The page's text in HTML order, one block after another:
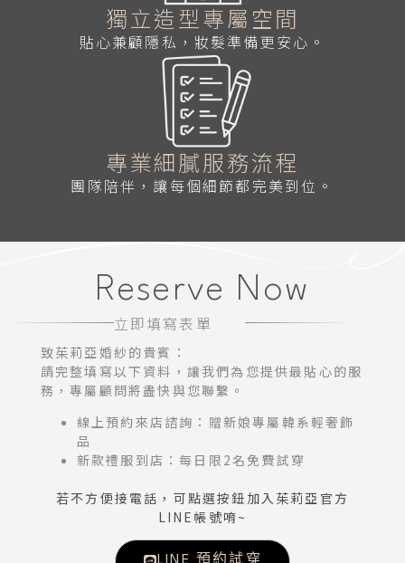
獨立造型專屬空間
貼心兼顧隱私，妝髮準備更安心。
專業細膩服務流程
團隊陪伴，讓每個細節都完美到位。
Reserve Now
立即填寫表單
致茱莉亞婚紗的貴賓：
請完整填寫以下資料，讓我們為您提供最貼心的服
務，專屬顧問將盡快與您聯繫。
線上預約來店諮詢：贈新娘專屬韓系輕奢飾
品
新款禮服到店：每日限2名免費試穿
若不方便接電話，可點選按鈕加入茱莉亞官方
LINE帳號唷~